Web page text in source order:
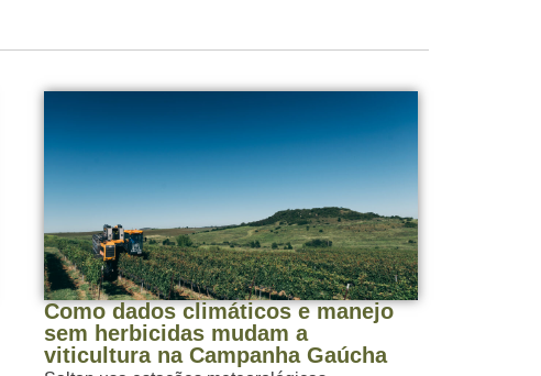
Como dados climáticos e manejo
sem herbicidas mudam a
viticultura na Campanha Gaúcha